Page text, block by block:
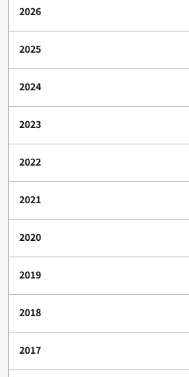
2026
2025
2024
2023
2022
2021
2020
2019
2018
2017